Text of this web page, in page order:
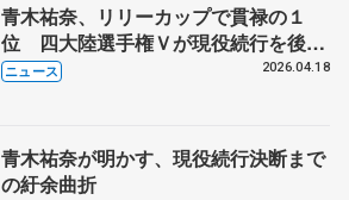
青木祐奈、リリーカップで貫禄の１
位 四大陸選手権Ｖが現役続行を後押
し
ニュース 2026.04.18
青木祐奈が明かす、現役続行決断まで
の紆余曲折